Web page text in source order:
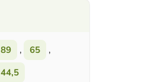
89 , 65
,
44,5